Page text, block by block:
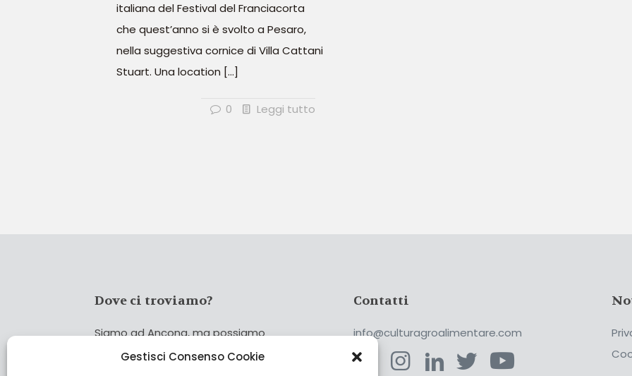
Gestisci Consenso Cookie
italiana del Festival del Franciacorta
che quest’anno si è svolto a Pesaro,
nella suggestiva cornice di Villa Cattani
Stuart. Una location […]
0 Leggi tutto
Dove ci troviamo?
Siamo ad Ancona, ma possiamo
coprire tutta Italia!
Contatti
info@culturagroalimentare.com